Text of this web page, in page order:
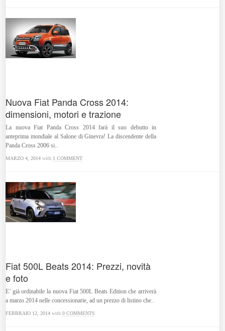
Nuova Fiat Panda Cross 2014:
dimensioni, motori e trazione
La nuova Fiat Panda Cross 2014 farà il suo debutto in
anteprima mondiale al Salone di Ginevra! La discendente della
Panda Cross 2006 si..
MARZO 4, 2014 with 1 COMMENT
Fiat 500L Beats 2014: Prezzi, novità
e foto
E’ già ordinabile la nuova Fiat 500L Beats Edition che arriverà
a marzo 2014 nelle concessionarie, ad un prezzo di listino che..
FEBBRAIO 12, 2014 with0 COMMENTS